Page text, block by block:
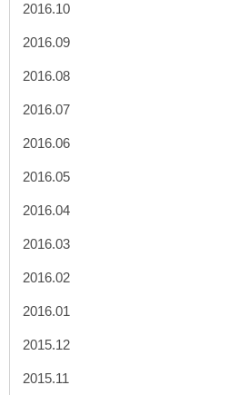
2016.10
2016.09
2016.08
2016.07
2016.06
2016.05
2016.04
2016.03
2016.02
2016.01
2015.12
2015.11